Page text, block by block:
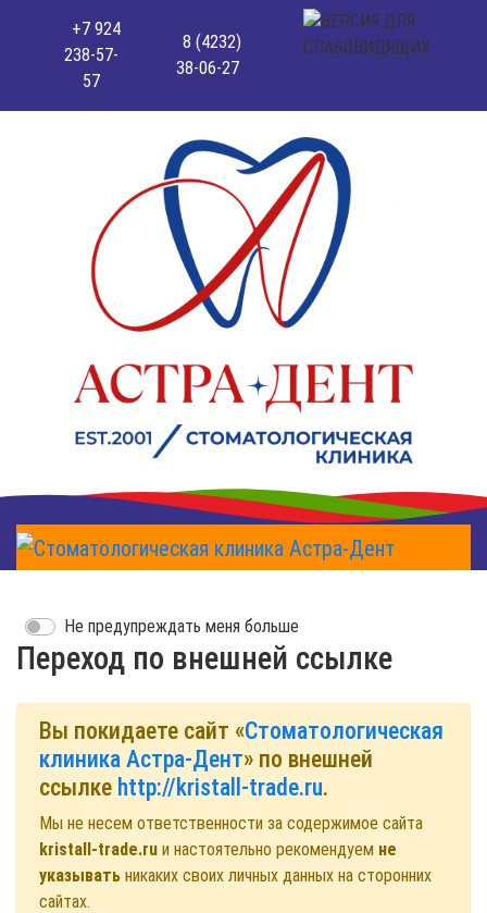
+7 924
238-57-
57
8 (4232)
38-06-27
Переход по внешней ссылке
Не предупреждать меня больше
Вы покидаете сайт «Стоматологическая
клиника Астра-Дент» по внешней
ссылке http://kristall-trade.ru.
Мы не несем ответственности за содержимое сайта
kristall-trade.ru и настоятельно рекомендуем не
указывать никаких своих личных данных на сторонних
сайтах.